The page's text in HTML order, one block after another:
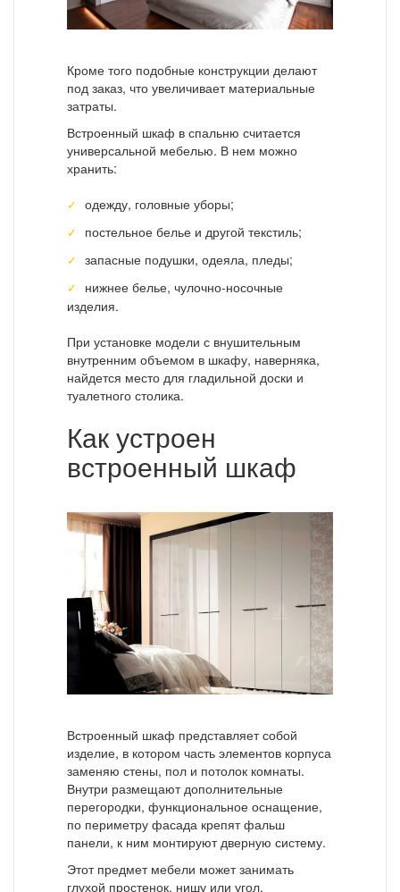
Кроме того подобные конструкции делают
под заказ, что увеличивает материальные
затраты.
Встроенный шкаф в спальню считается
универсальной мебелью. В нем можно
хранить:
одежду, головные уборы;
постельное белье и другой текстиль;
запасные подушки, одеяла, пледы;
нижнее белье, чулочно-носочные
изделия.
При установке модели с внушительным
внутренним объемом в шкафу, наверняка,
найдется место для гладильной доски и
туалетного столика.
Как устроен
встроенный шкаф
Встроенный шкаф представляет собой
изделие, в котором часть элементов корпуса
заменяю стены, пол и потолок комнаты.
Внутри размещают дополнительные
перегородки, функциональное оснащение,
по периметру фасада крепят фальш
панели, к ним монтируют дверную систему.
Этот предмет мебели может занимать
глухой простенок, нишу или угол.